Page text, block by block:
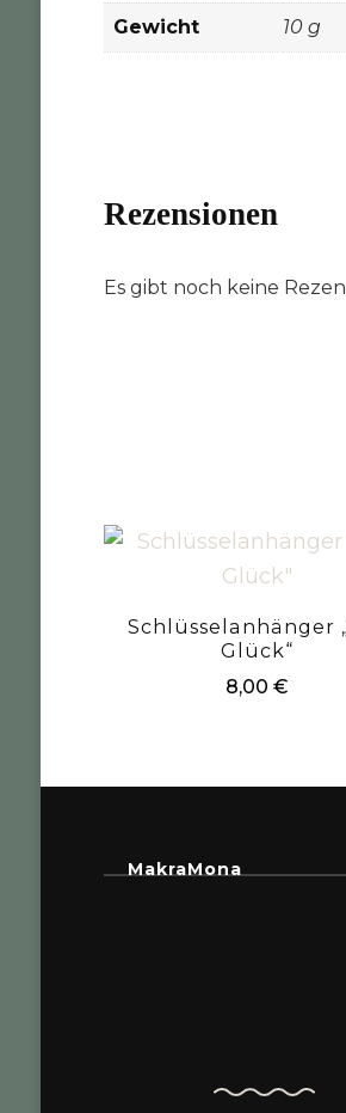
Gewicht 10 g
Rezensionen
Es gibt noch keine
Schlüsselanhänger
Glück“
8,00€
MakraMona